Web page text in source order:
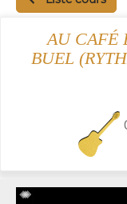
AU CAFÉ
BUEL